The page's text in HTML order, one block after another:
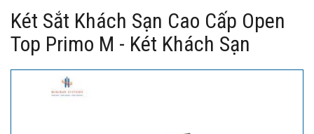
Két Sắt Khách Sạn Cao Cấp Open
Top Primo M - Két Khách Sạn